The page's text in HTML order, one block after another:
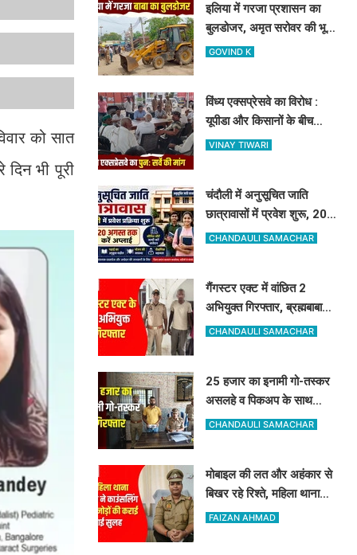
को सात
भी पूरी
इलिया में गरजा प्रशासन का
बुलडोजर, अमृत सरोवर की भूमि
से ढहाया गया 23 साल पुराना
GOVIND K
विंध्य एक्सप्रेसवे का विरोध :
यूपीडा और किसानों के बीच
कलेक्ट्रेट में हुई वार्ता, दोबारा
VINAY TIWARI
चंदौली में अनुसूचित जाति
छात्रावासों में प्रवेश शुरू, 20
अगस्त तक ऑनलाइन आवेदन
CHANDAULI SAMACHAR
गैंगस्टर एक्ट में वांछित 2
अभियुक्त गिरफ्तार, ब्रह्मबाबा
मंदिर के पास से पकड़ाए
CHANDAULI SAMACHAR
25 हजार का इनामी गो-तस्कर
असलहे व पिकअप के साथ
गिरफ्तार, 187 करोड़ के
CHANDAULI SAMACHAR
मोबाइल की लत और अहंकार से
बिखर रहे रिश्ते, महिला थाना
प्रभारी ने काउंसलिंग से 97
FAIZAN AHMAD